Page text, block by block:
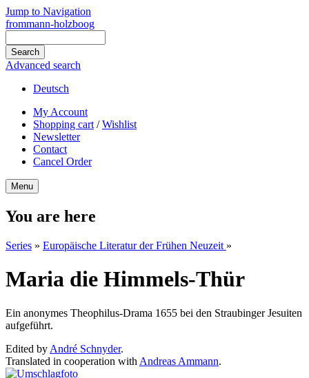
Jump to Navigation
frommann-holzboog
Advanced search
Deutsch
My Account
Shopping cart /Wishlist
Newsletter
Contact
Cancel Order
Menu
You are here
Series » Europäische Literatur der Frühen Neuzeit »
Maria die Himmels-Thür
Ein anonymes Theophilus-Drama 1655 bei den Straubinger Jesuiten
aufgeführt.
Edited by André Schnyder.
Translated in cooperation with Andreas Ammann.